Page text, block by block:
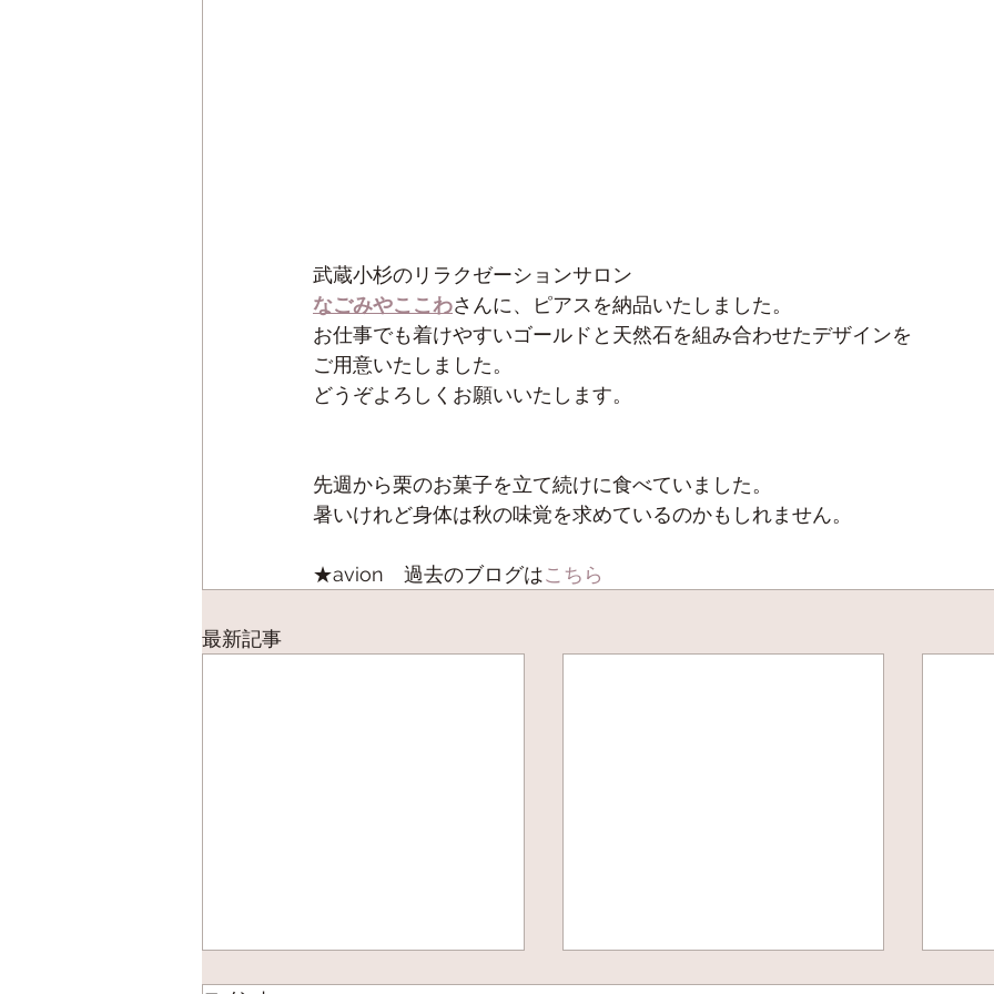
武蔵小杉のリラクゼーションサロン
なごみやここわさんに、ピアスを納品いたしました。
お仕事でも着けやすいゴールドと天然石を組み合わせたデザインを
ご用意いたしました。
どうぞよろしくお願いいたします。
先週から栗のお菓子を立て続けに食べていました。
暑いけれど身体は秋の味覚を求めているのかもしれません。
★avion　過去のブログはこちら
最新記事